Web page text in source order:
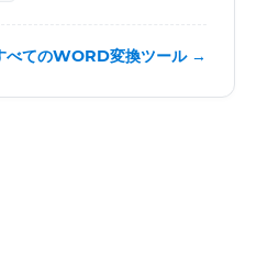
べてのWORD変換ツール →